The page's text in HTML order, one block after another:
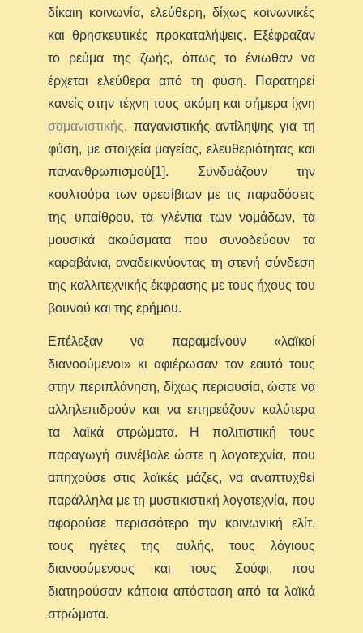
δίκαιη κοινωνία, ελεύθερη, δίχως κοινωνικές
και θρησκευτικές προκαταλήψεις. Εξέφραζαν
το ρεύμα της ζωής, όπως το ένιωθαν να
έρχεται ελεύθερα από τη φύση. Παρατηρεί
κανείς στην τέχνη τους ακόμη και σήμερα ίχνη
σαμανιστικής, παγανιστικής αντίληψης για τη
φύση, με στοιχεία μαγείας, ελευθεριότητας και
πανανθρωπισμού[1]. Συνδυάζουν την
κουλτούρα των ορεσίβιων με τις παραδόσεις
της υπαίθρου, τα γλέντια των νομάδων, τα
μουσικά ακούσματα που συνοδεύουν τα
καραβάνια, αναδεικνύοντας τη στενή σύνδεση
της καλλιτεχνικής έκφρασης με τους ήχους του
βουνού και της ερήμου.
Επέλεξαν να παραμείνουν «λαϊκοί
διανοούμενοι» κι αφιέρωσαν τον εαυτό τους
στην περιπλάνηση, δίχως περιουσία, ώστε να
αλληλεπιδρούν και να επηρεάζουν καλύτερα
τα λαϊκά στρώματα. Η πολιτιστική τους
παραγωγή συνέβαλε ώστε η λογοτεχνία, που
απηχούσε στις λαϊκές μάζες, να αναπτυχθεί
παράλληλα με τη μυστικιστική λογοτεχνία, που
αφορούσε περισσότερο την κοινωνική ελίτ,
τους ηγέτες της αυλής, τους λόγιους
διανοούμενους και τους Σούφι, που
διατηρούσαν κάποια απόσταση από τα λαϊκά
στρώματα.